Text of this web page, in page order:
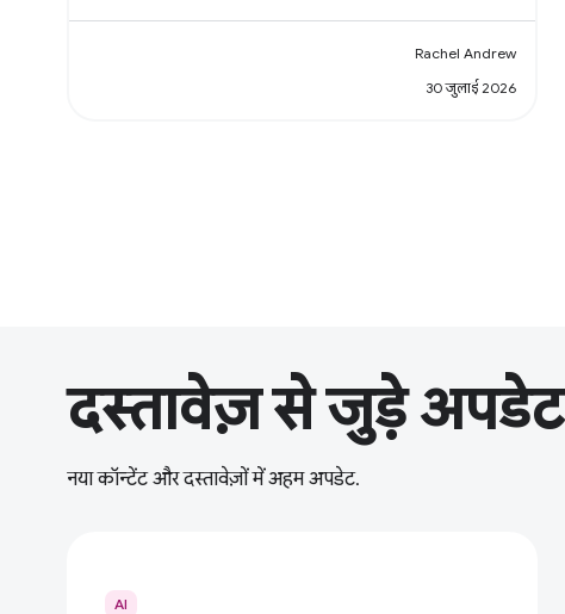
Rachel Andrew
30 जुलाई 2026
दस्तावेज़ से जुड़े अपडेट
नया कॉन्टेंट और दस्तावेज़ों में अहम अपडेट.
AI